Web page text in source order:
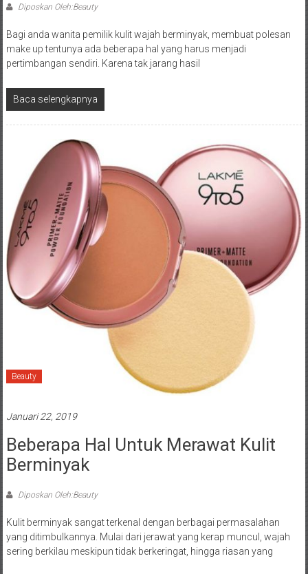
Diposkan Oleh:Beauty
Bagi anda wanita pemilik kulit wajah berminyak, membuat polesan
make up tentunya ada beberapa hal yang harus menjadi
pertimbangan sendiri. Karena tak jarang hasil
Baca selengkapnya
Beauty
Januari 22, 2019
Beberapa Hal Untuk Merawat Kulit
Berminyak
Diposkan Oleh:Beauty
Kulit berminyak sangat terkenal dengan berbagai permasalahan
yang ditimbulkannya. Mulai dari jerawat yang kerap muncul, wajah
sering berkilau meskipun tidak berkeringat, hingga riasan yang